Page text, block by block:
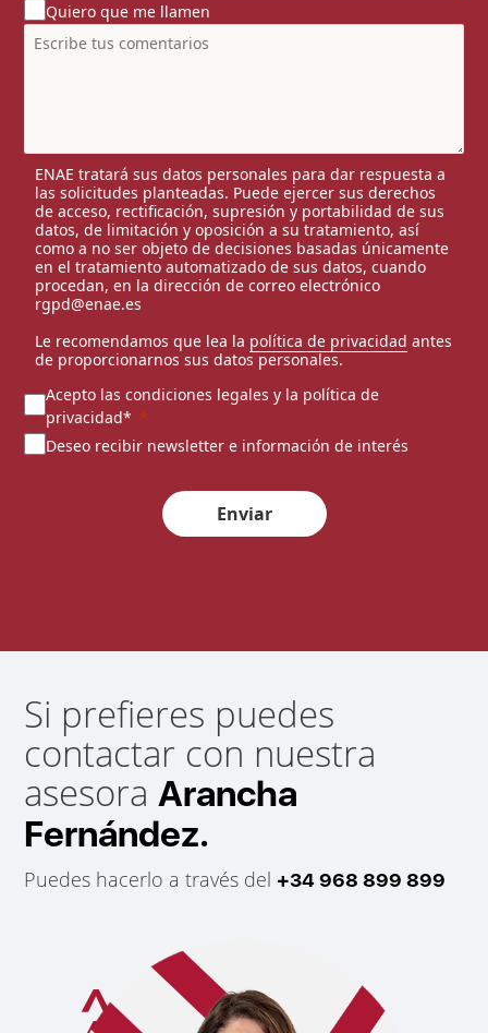
Quiero que me llamen
ENAE tratará sus datos personales para dar respuesta a
las solicitudes planteadas. Puede ejercer sus derechos
de acceso, rectificación, supresión y portabilidad de sus
datos, de limitación y oposición a su tratamiento, así
como a no ser objeto de decisiones basadas únicamente
en el tratamiento automatizado de sus datos, cuando
procedan, en la dirección de correo electrónico
rgpd@enae.es
Le recomendamos que lea la política de privacidad antes
de proporcionarnos sus datos personales.
Acepto las condiciones legales y la política de
privacidad*
Deseo recibir newsletter e información de interés
Enviar
Si prefieres puedes
contactar con nuestra
asesoraArancha
Fernández.
Puedes hacerlo a través del +34 968 899 899